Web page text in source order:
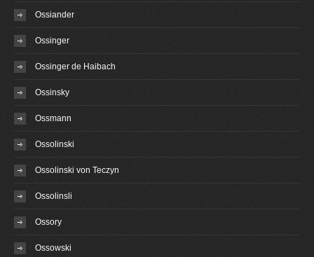
Ossiander
Ossinger
Ossinger de Haibach
Ossinsky
Ossmann
Ossolinski
Ossolinski von Teczyn
Ossolinsli
Ossory
Ossowski